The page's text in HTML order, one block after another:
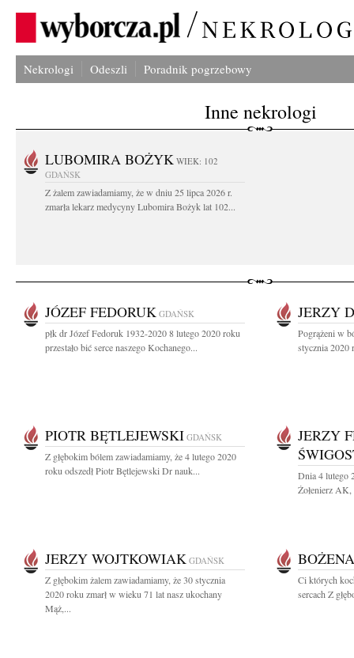
Nekrologi Odeszli Poradnik pogrzebowy
Inne nekrologi
LUBOMIRA BOŻYK WIEK: 102
GDAŃSK
Z żalem zawiadamiamy, że w dniu 25 lipca 2026 r.
zmarła lekarz medycyny Lubomira Bożyk lat 102...
JÓZEF FEDORUK GDAŃSK
płk dr Józef Fedoruk 1932-2020 8 lutego 2020 roku
przestało bić serce naszego Kochanego...
JERZY
Pogrążeni w
stycznia 2020
PIOTR BĘTLEJEWSKI GDAŃSK
Z głębokim bólem zawiadamiamy, że 4 lutego 2020
roku odszedł Piotr Bętlejewski Dr nauk...
JERZY
Dnia 4 lutego
Żołenierz
JERZY WOJTKOWIAK GDAŃSK
Z głębokim żalem zawiadamiamy, że 30 stycznia
2020 roku zmarł w wieku 71 lat nasz ukochany
Mąż,...
Ci których
sercach Z